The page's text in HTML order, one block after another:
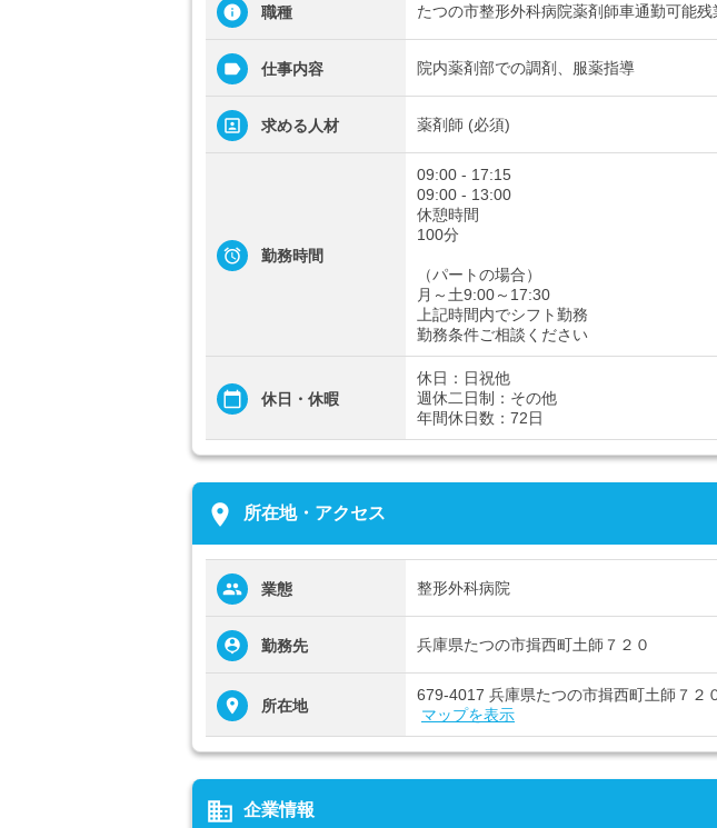
職種 たつの市整形外科病院薬剤師車通勤可能残
仕事内容 院内薬剤部での調剤、服薬指導
求める人材 薬剤師 (必須)
勤務時間
09:00 - 17:15
09:00 - 13:00
休憩時間
100分
（パートの場合）
月～土9:00～17:30
上記時間内でシフト勤務
勤務条件ご相談ください
休日・休暇
休日：日祝他
週休二日制：その他
年間休日数：72日
place 所在地・アクセス
業態 整形外科病院
勤務先 兵庫県たつの市揖西町土師７２０
所在地
679-4017 兵庫県たつの市揖西町土師７２
マップを表示
business 企業情報